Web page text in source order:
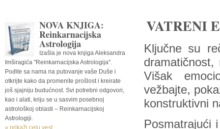
NOVA KNJIGA:
Reinkarnacijska
Astrologija
Izašla je nova knjiga Aleksandra
Imširagića ''Reinkarnacijska Astrologija''.
Pođite sa nama na putovanje vaše Duše i
otkrijte kako da promenite prošlost i kreirate
još sjajniju budućnost. Svi potrebni odgovori,
kao i alati, kriju se u sasvim posebnoj
astrološkoj oblasti – Reinkarnacijskoj
Astrologiji.
» prikaži celu vest
VATRENI
Ključne su
Višak
vežbajte,
konstruktivni
Posmatrajući